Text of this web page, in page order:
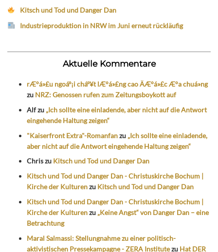
Kitsch und Tod und Danger Dan
Industrieproduktion in NRW im Juni erneut rückläufig
Aktuelle Kommentare
rÆ°á»£u ngoáº¡i cháº¥t lÆ°á»£ng cao ÄÆ°á»£c Æ°a chuá»ng
zu NRZ: Genossen rufen zum Zeitungsboykott auf
Alfzu „Ich sollte eine einladende, aber nicht auf die Antwort
eingehende Haltung zeigen“
"Kaiserfront Extra"-Romanfanzu „Ich sollte eine einladende,
aber nicht auf die Antwort eingehende Haltung zeigen“
Chriszu Kitsch und Tod und Danger Dan
Kitsch und Tod und Danger Dan - Christuskirche Bochum |
Kirche der Kulturenzu Kitsch und Tod und Danger Dan
Kitsch und Tod und Danger Dan - Christuskirche Bochum |
Kirche der Kulturenzu „Keine Angst“ von Danger Dan – eine
Betrachtung
Maral Salmassi: Stellungnahme zu einer politisch-
aktivistischen Pressekampagne - ZERA Institutezu Hat DER